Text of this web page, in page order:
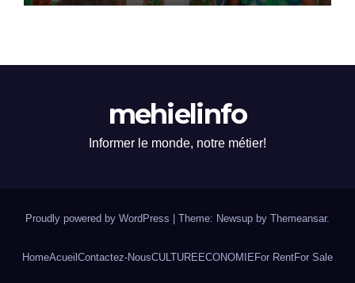
mehielinfo
Informer le monde, notre métier!
Proudly powered by WordPress Theme: Newsup by Themeansar.
HomeAcueil Contactez-NousCULTURE ECONOMIE For RentFor Sale